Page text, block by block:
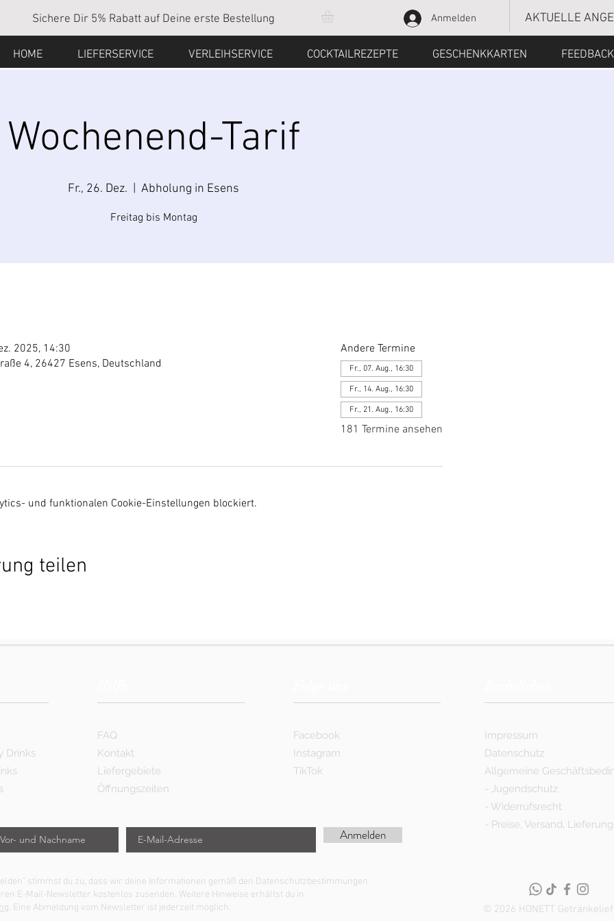
Sichere Dir 5% Rabatt auf Deine erste Bestellung Anmelden AKTUELLE
HOME LIEFERSERVICE VERLEIHSERVICE COCKTAILREZEPTE GESCHENKKARTEN FEEDBACK
Wochenend-Tarif
Fr., 26. Dez. Abholung in Esens
Freitag bis Montag
2025, 14:30
4, 26427 Esens, Deutschland
Andere Termine
Fr., 07. Aug., 16:30
Fr., 14. Aug., 16:30
Fr., 21. Aug., 16:30
181 Termine ansehen
und funktionalen Cookie-Einstellungen blockiert.
teilen
Drinks
FAQ
Kontakt
Liefergebiete
Öffnungszeiten
Facebook
Instagram
TikTok
Impressum
Datenschutz
Allgemeine
Jugendschutz
Widerrufsrecht
Preise, Versand, Lieferung
stimmst du zu, dass wir deine Informationen gemäß den Datenschutzbestimmungen
E-Mail-Newsletter kostenlos zusenden. Weitere Hinweise erhältst du in
. Eine Abmeldung vom Newsletter ist jederzeit möglich. © 2026 HONETT
Anmelden